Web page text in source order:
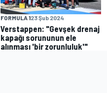
FORMULA 123 Şub 2024
Verstappen: "Gevşek drenaj
kapağı sorununun ele
alınması 'bir zorunluluk'"